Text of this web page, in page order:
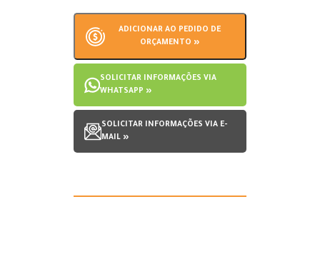
ADICIONAR AO PEDIDO DE
ORÇAMENTO »
SOLICITAR INFORMAÇÕES VIA
WHATSAPP »
SOLICITAR INFORMAÇÕES VIA E-
MAIL »